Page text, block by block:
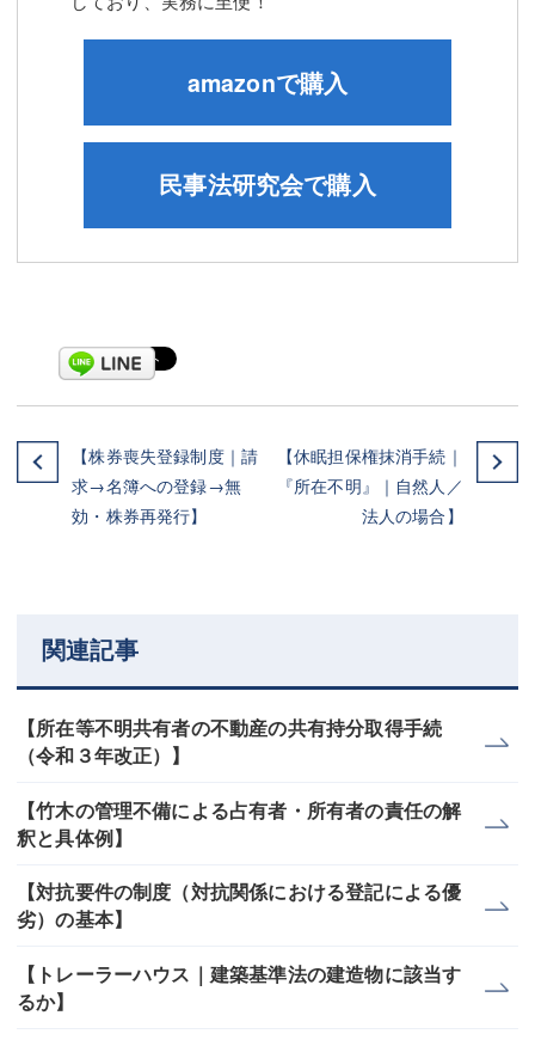
民事法研究会で購入
amazonで購入
【株券喪失登録制度｜請
求→名簿への登録→無
効・株券再発行】
【休眠担保権抹消手続｜
『所在不明』｜自然人／
法人の場合】
関連記事
【所在等不明共有者の不動産の共有持分取得手続
（令和３年改正）】
【竹木の管理不備による占有者・所有者の責任の解
釈と具体例】
【対抗要件の制度（対抗関係における登記による優
劣）の基本】
【トレーラーハウス｜建築基準法の建造物に該当す
るか】